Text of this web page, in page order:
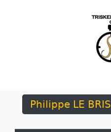
Philippe LE BRIS